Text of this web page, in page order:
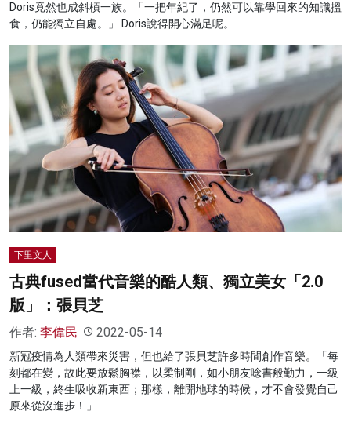
Doris竟然也成斜槓一族。「一把年紀了，仍然可以靠學回來的知識搵
食，仍能獨立自處。」 Doris說得開心滿足呢。
下里文人
古典fused當代音樂的酷人類、獨立美女「2.0
版」：張貝芝
作者: 李偉民 2022-05-14
新冠疫情為人類帶來災害，但也給了張貝芝許多時間創作音樂。「每
刻都在變，故此要放鬆胸襟，以柔制剛，如小朋友唸書般勤力，一級
上一級，終生吸收新東西；那樣，離開地球的時候，才不會發覺自己
原來從沒進步！」